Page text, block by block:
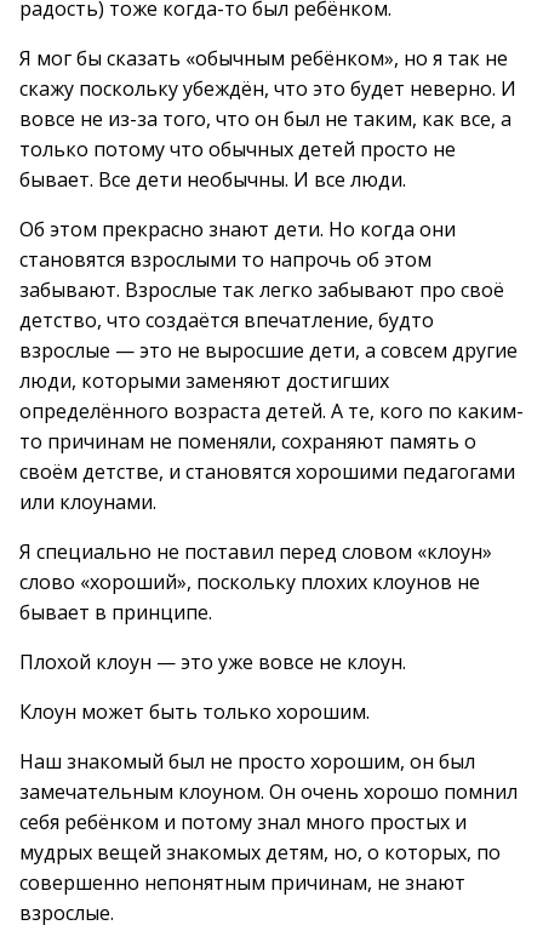
радость) тоже когда-то был ребёнком.
Я мог бы сказать «обычным ребёнком», но я так не
скажу поскольку убеждён, что это будет неверно. И
вовсе не из-за того, что он был не таким, как все, а
только потому что обычных детей просто не
бывает. Все дети необычны. И все люди.
Об этом прекрасно знают дети. Но когда они
становятся взрослыми то напрочь об этом
забывают. Взрослые так легко забывают про своё
детство, что создаётся впечатление, будто
взрослые — это не выросшие дети, а совсем другие
люди, которыми заменяют достигших
определённого возраста детей. А те, кого по каким-
то причинам не поменяли, сохраняют память о
своём детстве, и становятся хорошими педагогами
или клоунами.
Я специально не поставил перед словом «клоун»
слово «хороший», поскольку плохих клоунов не
бывает в принципе.
Плохой клоун — это уже вовсе не клоун.
Клоун может быть только хорошим.
Наш знакомый был не просто хорошим, он был
замечательным клоуном. Он очень хорошо помнил
себя ребёнком и потому знал много простых и
мудрых вещей знакомых детям, но, о которых, по
совершенно непонятным причинам, не знают
взрослые.